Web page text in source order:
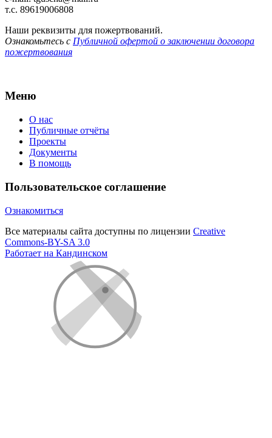
т.с. 89619006808
Наши реквизиты для пожертвований.
Ознакомьтесь с Публичной офертой о заключении договора
пожертвования
Меню
О нас
Публичные отчёты
Проекты
Документы
В помощь
Пользовательское соглашение
Ознакомиться
Все материалы сайта доступны по лицензии Creative
Commons-BY-SA 3.0
Работает на Кандинском